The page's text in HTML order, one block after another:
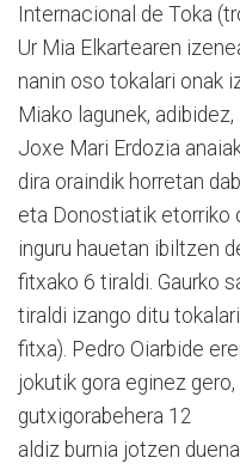
Internacional de Toka
Ur Mia Elkartearen
nanin oso tokalari onak
Miako lagunek,
Joxe Mari Erdozia
dira oraindik horretan
eta Donostiatik etorriko
inguru hauetan ibiltzen
fitxako 6 tiraldi. Gaurko
tiraldi izango ditu
fitxa). Pedro Oiarbide
jokutik gora eginez gero,
gutxigorabehera 12
aldiz burnia jotzen